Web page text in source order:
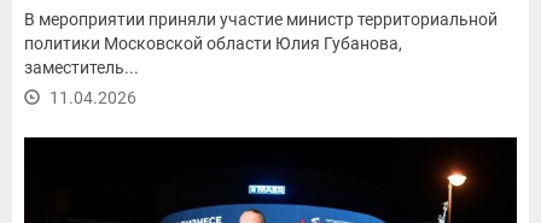
В мероприятии приняли участие министр территориальной
политики Московской области Юлия Губанова,
заместитель...
11.04.2026